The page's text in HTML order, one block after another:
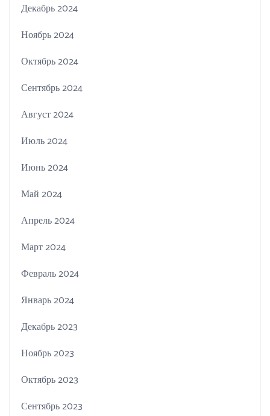
Декабрь 2024
Ноябрь 2024
Октябрь 2024
Сентябрь 2024
Август 2024
Июль 2024
Июнь 2024
Май 2024
Апрель 2024
Март 2024
Февраль 2024
Январь 2024
Декабрь 2023
Ноябрь 2023
Октябрь 2023
Сентябрь 2023